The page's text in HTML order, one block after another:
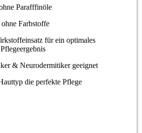
Parafffinöle
ohne Farbstoffe
für ein optimales
Pflegeergebnis
& Neurodermitiker geeignet
die perfekte Pflege